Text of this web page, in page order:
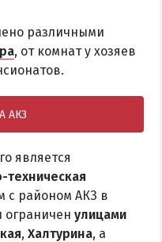
различными
, от комнат у хозяев
АКЗ
является
с районом АКЗ в
ограничен улицами
, Халтурина, а